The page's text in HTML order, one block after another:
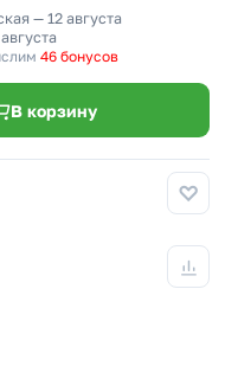
— 12 августа
46 бонусов
В корзину